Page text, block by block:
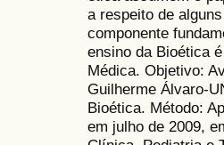
a respeito de
componente
ensino da Bioética
Médica. Objetivo:
Guilherme Álvaro-
Bioética. Método:
em julho de 2009,